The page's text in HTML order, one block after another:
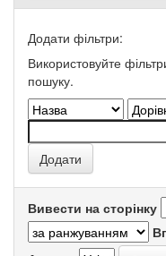
Додати фільтри:
Використовуйте
пошуку.
Вивести на сторінку